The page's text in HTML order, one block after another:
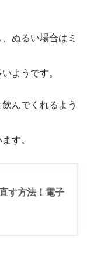
ぬるい場合はミ
ようです。
んでくれるよう
す。
す方法！電子